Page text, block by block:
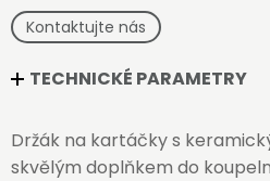
Kontaktujte nás
TECHNICKÉ PARAMETRY
Držák na kartáčky s
skvělým doplňkem do